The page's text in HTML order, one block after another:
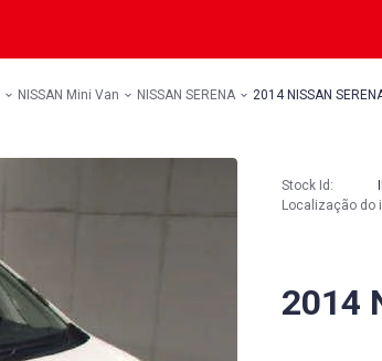
NISSAN Mini Van NISSAN SERENA 2014 NISSAN
2014
Stock Id:
Localização do